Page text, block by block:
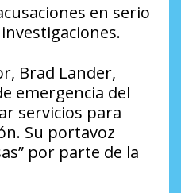
en serio
Brad Lander,
emergencia del
servicios para
Su portavoz
por parte de la